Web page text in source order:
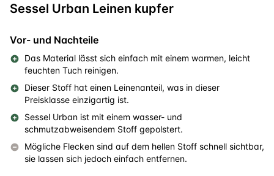
Sessel Urban Leinen kupfer
Vor- und Nachteile
Das Material lässt sich einfach mit einem warmen, leicht
feuchten Tuch reinigen.
Dieser Stoff hat einen Leinenanteil, was in dieser
Preisklasse einzigartig ist.
Sessel Urban ist mit einem wasser- und
schmutzabweisendem Stoff gepolstert.
Mögliche Flecken sind auf dem hellen Stoff schnell sichtbar,
sie lassen sich jedoch einfach entfernen.